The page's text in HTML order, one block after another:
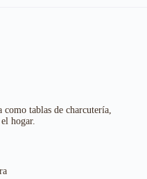
como tablas de charcutería,
hogar.